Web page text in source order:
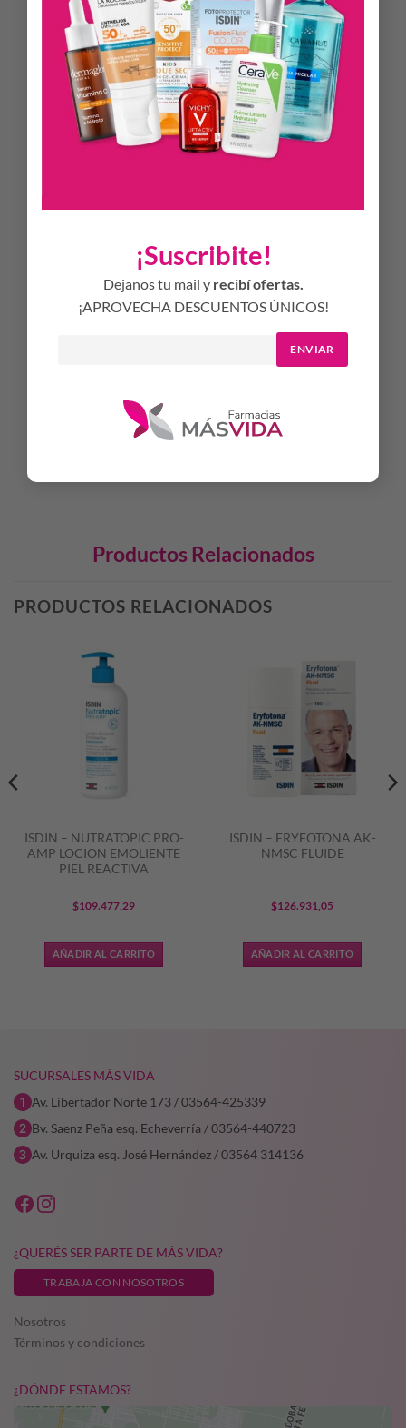
¡Suscribite!
Dejanos tu mail y recibí ofertas.
¡APROVECHA DESCUENTOS ÚNICOS!
ENVIAR
deshidratadas, apagadas o con signos de envejecimiento
uso continuo mejora visiblemente la elasticidad, la densidad
cutánea y la luminosidad del rostro al despertar.
DESCRIPCIÓN
Hidratación multicapa con Ácido Hialurónico 4D, rellena,
alisa e hidrata intensamente todas las capas de la piel
Textura bálsamo nutritiva con efecto detox que
confort, nutrición y regeneración durante toda la
Se recomienda aplicar por la noche sobre la piel limpia y seca
bálsamo y distribuir con suaves movimientos ascendentes
hasta su total absorción.
Productos Relacionados
PRODUCTOS RELACIONADOS
ISDIN – NUTRATOPIC PRO-
AMP LOCION EMOLIENTE
PIEL REACTIVA
$109.477,29
AÑADIR AL CARRITO
ISDIN – ERYFOTONA AK-
NMSC FLUIDE
$126.931,05
AÑADIR AL CARRITO
SUCURSALES MÁS VIDA
Av. Libertador Norte 173 / 03564-425339
Bv. Saenz Peña esq. Echeverría / 03564-440723
Av. Urquiza esq. José Hernández / 03564 314136
¿QUERÉS SER PARTE DE MÁS VIDA?
TRABAJA CON NOSOTROS
Nosotros
Términos y condiciones
¿DÓNDE ESTAMOS?